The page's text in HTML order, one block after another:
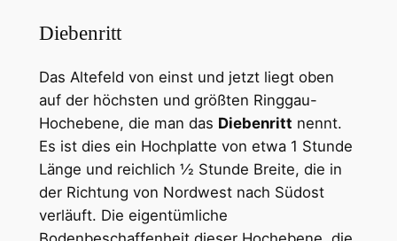
Diebenritt
Das Altefeld von einst und jetzt liegt oben
auf der höchsten und größten Ringgau-
Hochebene, die man das Diebenritt nennt.
Es ist dies ein Hochplatte von etwa 1 Stunde
Länge und reichlich ½ Stunde Breite, die in
der Richtung von Nordwest nach Südost
verläuft. Die eigentümliche